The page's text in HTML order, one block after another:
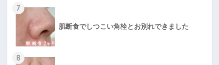
7
肌断食でしつこい角栓とお別れできました
8